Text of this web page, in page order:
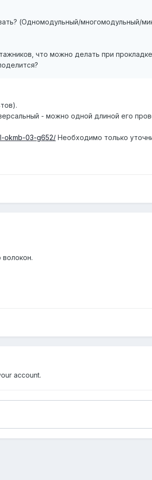
(Одномодульный/многомодульный/
что можно делать при
- можно одной длиной его
okmb-03-g652/ Необходимо только
волокон.
account.